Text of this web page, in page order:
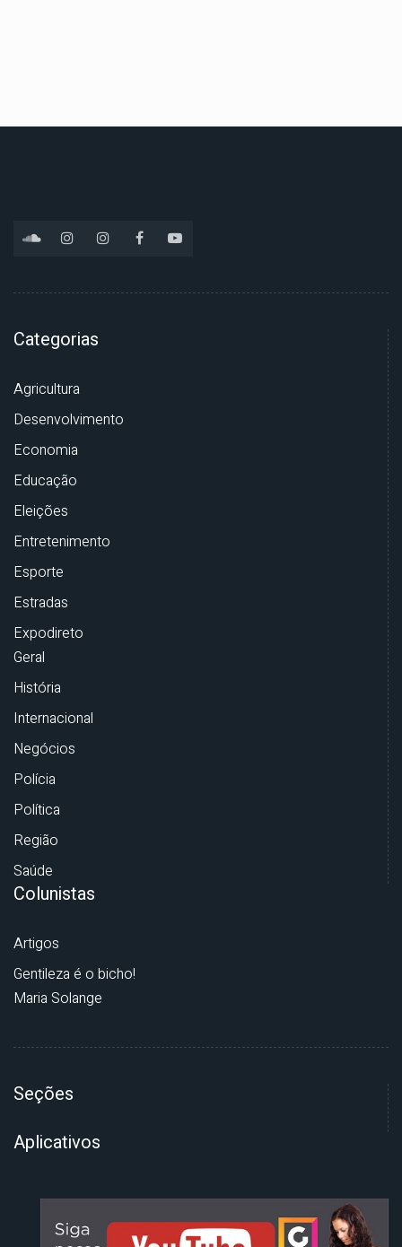
Categorias
Agricultura
Desenvolvimento
Economia
Educação
Eleições
Entretenimento
Esporte
Estradas
Expodireto
Geral
História
Internacional
Negócios
Polícia
Política
Região
Saúde
Colunistas
Artigos
Gentileza é o bicho!
Maria Solange
Seções
Aplicativos